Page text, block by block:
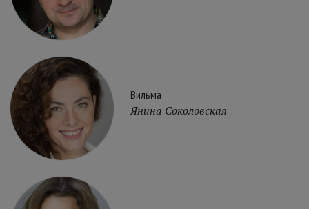
Вильма
Янина Соколовская